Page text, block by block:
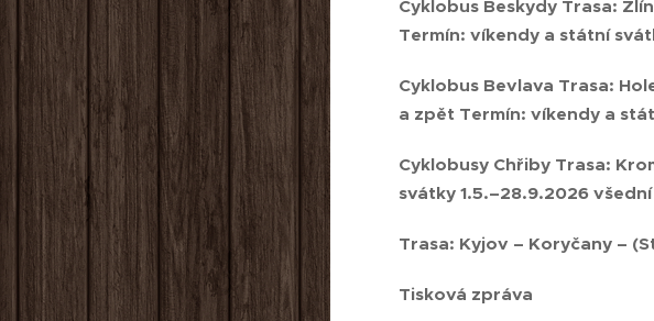
Cyklobus Beskydy Trasa:
Termín: víkendy a státní
Cyklobus Bevlava Trasa:
a zpět Termín: víkendy a
Cyklobusy Chřiby Trasa:
svátky 1.5.–28.9.2026
Trasa: Kyjov – Koryčany –
Tisková zpráva